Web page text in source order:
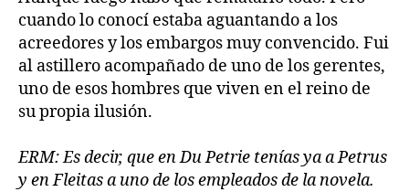
cuando lo conocí estaba aguantando a los
acreedores y los embargos muy convencido. Fui
al astillero acompañado de uno de los gerentes,
uno de esos hombres que viven en el reino de
su propia ilusión.
ERM: Es decir, que en Du Petrie tenías ya a Petrus
y en Fleitas a uno de los empleados de la novela.